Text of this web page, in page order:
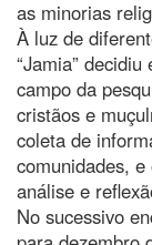
as minorias
À luz de
“Jamia”
campo da
cristãos e
coleta de
comunidades,
análise e
No sucessivo